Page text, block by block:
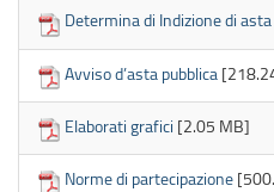
Determina di Indizione di
Avviso d’asta pubblica
Elaborati grafici [2.05 MB]
Norme di partecipazione